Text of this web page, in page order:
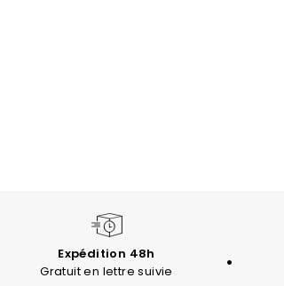
Expédition 48h
Gratuit en lettre suivie